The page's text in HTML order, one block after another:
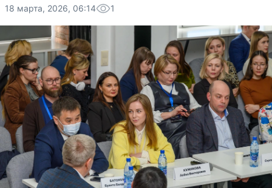
18 марта, 2026, 06:14 1